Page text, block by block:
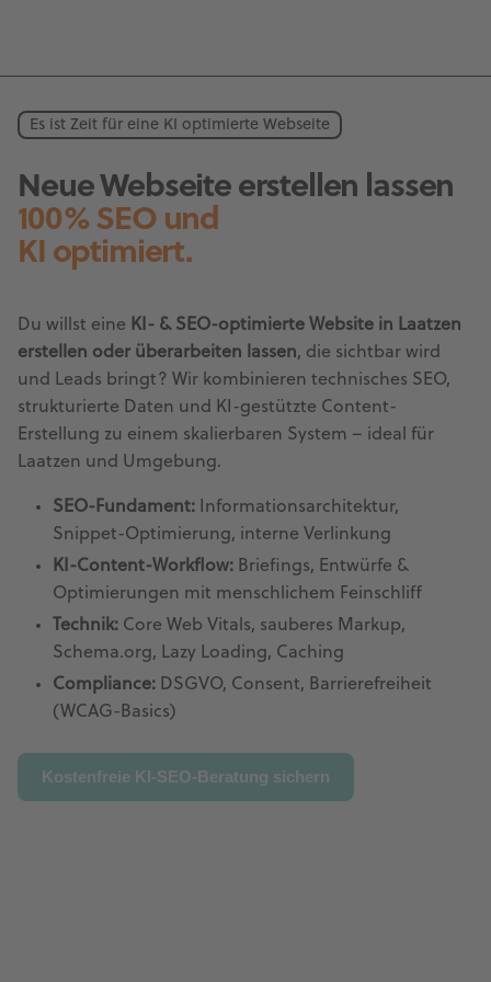
Es ist Zeit für eine KI optimierte Webseite
Neue Webseite erstellen lassen
100% SEO und
KI optimiert.
Du willst eine KI- & SEO-optimierte Website in Laatzen
erstellen oder überarbeiten lassen, die sichtbar wird
und Leads bringt? Wir kombinieren technisches SEO,
strukturierte Daten und KI-gestützte Content-
Erstellung zu einem skalierbaren System – ideal für
Laatzen und Umgebung.
SEO-Fundament: Informationsarchitektur,
Snippet-Optimierung, interne Verlinkung
KI-Content-Workflow: Briefings, Entwürfe &
Optimierungen mit menschlichem Feinschliff
Technik: Core Web Vitals, sauberes Markup,
Schema.org, Lazy Loading, Caching
Compliance: DSGVO, Consent, Barrierefreiheit
(WCAG-Basics)
Kostenfreie KI-SEO-Beratung sichern